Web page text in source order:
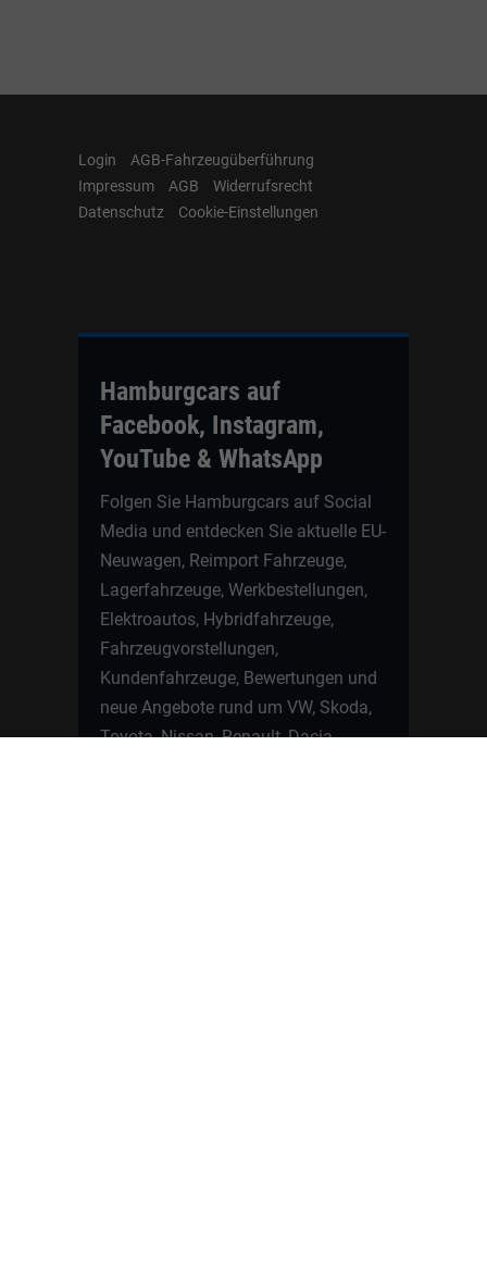
Login
AGB-Fahrzeugüberführung
Impressum
AGB
Widerrufsrecht
Datenschutz
Cookie-Einstellungen
Hamburgcars auf
Facebook, Instagram,
YouTube & WhatsApp
Folgen Sie Hamburgcars auf Social
Media und entdecken Sie aktuelle EU-
Neuwagen, Reimport Fahrzeuge,
Lagerfahrzeuge, Werkbestellungen,
Elektroautos, Hybridfahrzeuge,
Fahrzeugvorstellungen,
Kundenfahrzeuge, Bewertungen und
neue Angebote rund um VW, Skoda,
Toyota, Nissan, Renault, Dacia,